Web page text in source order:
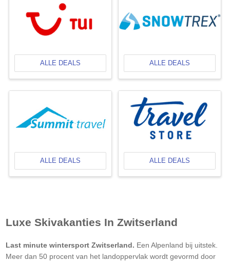
ALLE DEALS ALLE DEALS
ALLE DEALS ALLE DEALS
Luxe Skivakanties In Zwitserland
Last minute wintersport Zwitserland. Een Alpenland bij uitstek.
Meer dan 50 procent van het landoppervlak wordt gevormd door